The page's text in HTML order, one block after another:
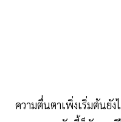
ความตื่นตาเพิ่งเริ่มต้นยั